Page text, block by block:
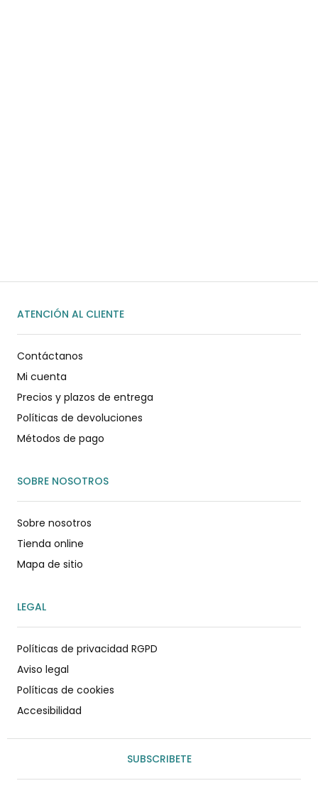
ATENCIÓN AL CLIENTE
Contáctanos
Mi cuenta
Precios y plazos de entrega
Políticas de devoluciones
Métodos de pago
SOBRE NOSOTROS
Sobre nosotros
Tienda online
Mapa de sitio
LEGAL
Políticas de privacidad RGPD
Aviso legal
Políticas de cookies
Accesibilidad
SUBSCRIBETE